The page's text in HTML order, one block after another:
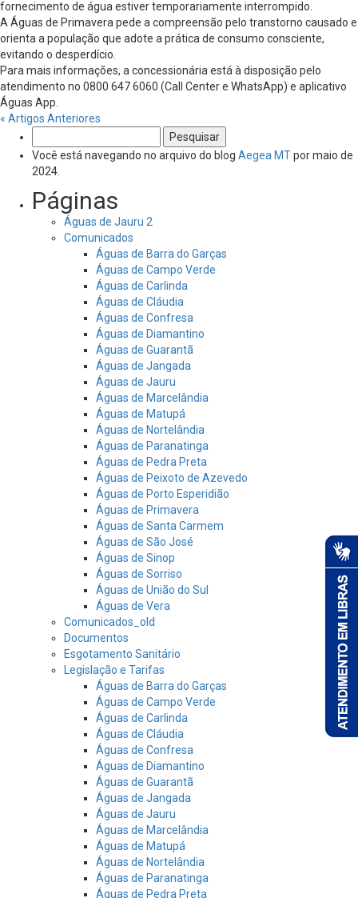
fornecimento de água estiver temporariamente interrompido.
A Águas de Primavera pede a compreensão pelo transtorno causado e
orienta a população que adote a prática de consumo consciente,
evitando o desperdício.
Para mais informações, a concessionária está à disposição pelo
atendimento no 0800 647 6060 (Call Center e WhatsApp) e aplicativo
Águas App.
« Artigos Anteriores
por:
Você está navegando no arquivo do blog Aegea MTpor maio de
2024.
Páginas
Águas de Jauru 2
Comunicados
Águas de Barra do Garças
Águas de Campo Verde
Águas de Carlinda
Águas de Cláudia
Águas de Confresa
Águas de Diamantino
Águas de Guarantã
Águas de Jangada
Águas de Jauru
Águas de Marcelândia
Águas de Matupá
Águas de Nortelândia
Águas de Paranatinga
Águas de Pedra Preta
Águas de Peixoto de Azevedo
Águas de Porto Esperidião
Águas de Primavera
Águas de Santa Carmem
Águas de São José
Águas de Sinop
Águas de Sorriso
Águas de União do Sul
Águas de Vera
Comunicados_old
Documentos
Esgotamento Sanitário
Legislação e Tarifas
Águas de Barra do Garças
Águas de Campo Verde
Águas de Carlinda
Águas de Cláudia
Águas de Confresa
Águas de Diamantino
Águas de Guarantã
Águas de Jangada
Águas de Jauru
Águas de Marcelândia
Águas de Matupá
Águas de Nortelândia
Águas de Paranatinga
Águas de Pedra Preta